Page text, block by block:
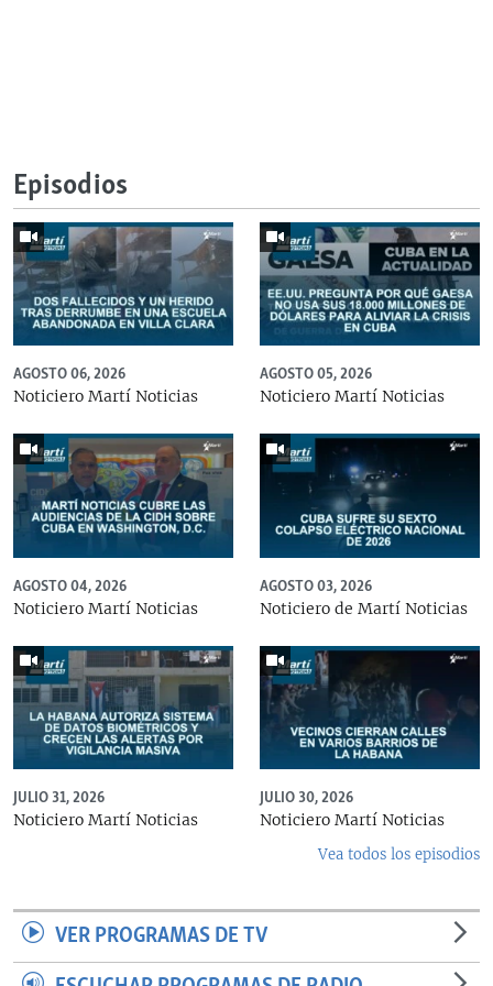
Episodios
AGOSTO 06, 2026
Noticiero Martí Noticias
AGOSTO 05, 2026
Noticiero Martí Noticias
AGOSTO 04, 2026
Noticiero Martí Noticias
AGOSTO 03, 2026
Noticiero de Martí Noticias
JULIO 31, 2026
Noticiero Martí Noticias
JULIO 30, 2026
Noticiero Martí Noticias
Vea todos los episodios
VER PROGRAMAS DE TV